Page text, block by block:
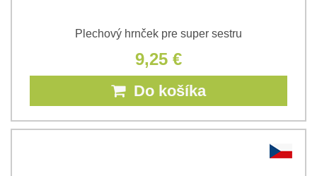
Plechový hrnček pre super sestru
9,25 €
Do košíka